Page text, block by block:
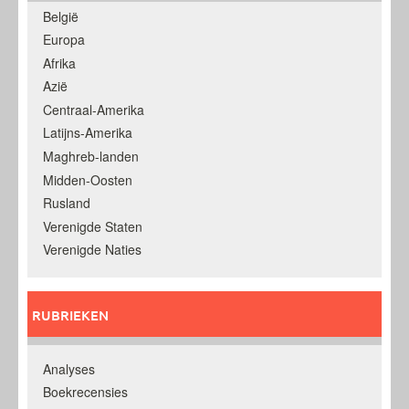
België
Europa
Afrika
Azië
Centraal-Amerika
Latijns-Amerika
Maghreb-landen
Midden-Oosten
Rusland
Verenigde Staten
Verenigde Naties
RUBRIEKEN
Analyses
Boekrecensies